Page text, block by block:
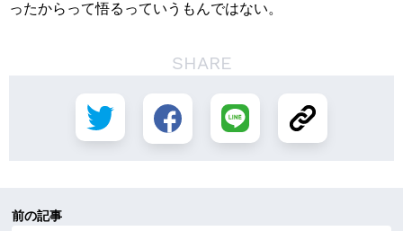
ったからって悟るっていうもんではない。
SHARE
前の記事